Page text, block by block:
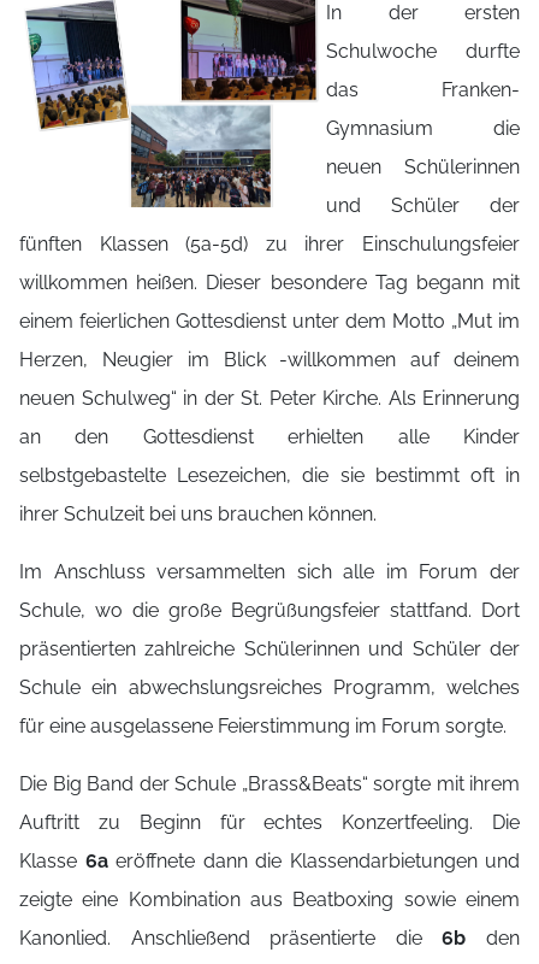
In der ersten
Schulwoche durfte
das Franken-
Gymnasium die
neuen Schülerinnen
und Schüler der
fünften Klassen (5a-5d) zu ihrer Einschulungsfeier
willkommen heißen. Dieser besondere Tag begann mit
einem feierlichen Gottesdienst unter dem Motto „Mut im
Herzen, Neugier im Blick -willkommen auf deinem
neuen Schulweg“ in der St. Peter Kirche. Als Erinnerung
an den Gottesdienst erhielten alle Kinder
selbstgebastelte Lesezeichen, die sie bestimmt oft in
ihrer Schulzeit bei uns brauchen können.
Im Anschluss versammelten sich alle im Forum der
Schule, wo die große Begrüßungsfeier stattfand. Dort
präsentierten zahlreiche Schülerinnen und Schüler der
Schule ein abwechslungsreiches Programm, welches
für eine ausgelassene Feierstimmung im Forum sorgte.
Die Big Band der Schule „Brass&Beats“ sorgte mit ihrem
Auftritt zu Beginn für echtes Konzertfeeling. Die
Klasse 6aeröffnete dann die Klassendarbietungen und
zeigte eine Kombination aus Beatboxing sowie einem
Kanonlied. Anschließend präsentierte die6b den